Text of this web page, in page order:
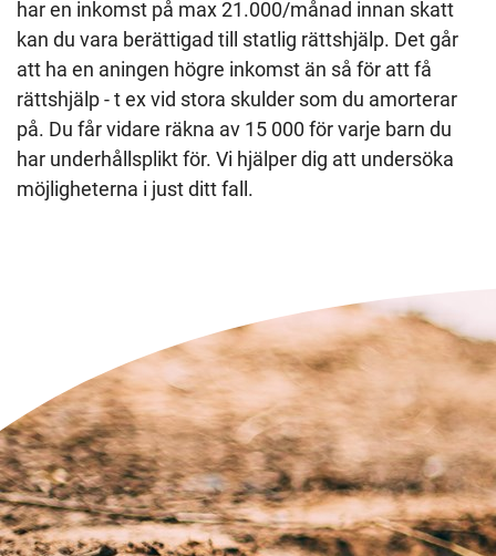
har en inkomst på max 21.000/månad innan skatt
kan du vara berättigad till statlig rättshjälp. Det går
att ha en aningen högre inkomst än så för att få
rättshjälp - t ex vid stora skulder som du amorterar
på. Du får vidare räkna av 15 000 för varje barn du
har underhållsplikt för. Vi hjälper dig att undersöka
möjligheterna i just ditt fall.